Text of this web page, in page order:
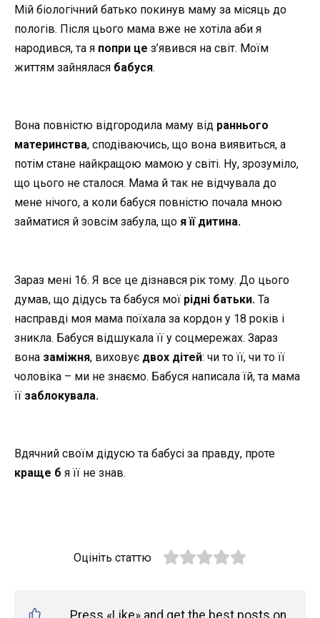
Мій біологічний батько покинув маму за місяць до
пологів. Після цього мама вже не хотіла аби я
народився, та я попри це з’явився на світ. Моїм
життям зайнялася бабуся.
Вона повністю відгородила маму від раннього
материнства, сподіваючись, що вона виявиться, а
потім стане найкращою мамою у світі. Ну, зрозуміло,
що цього не сталося. Мама й так не відчувала до
мене нічого, а коли бабуся повністю почала мною
займатися й зовсім забула, що я її дитина.
Зараз мені 16. Я все це дізнався рік тому. До цього
думав, що дідусь та бабуся мої рідні батьки. Та
насправді моя мама поїхала за кордон у 18 років і
зникла. Бабуся відшукала її у соцмережах. Зараз
вона заміжня, виховує двох дітей: чи то її, чи то її
чоловіка – ми не знаємо. Бабуся написала їй, та мама
її заблокувала.
Вдячний своїм дідусю та бабусі за правду, проте
краще б я її не знав.
Оцініть статтю